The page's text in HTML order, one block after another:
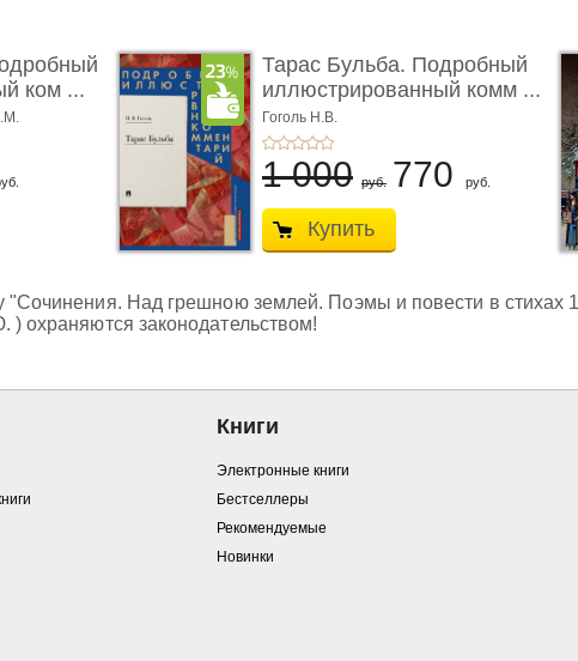
ком ...
Тарас Бульба. Подробный
иллюстрированный комм ...
Гоголь Н.В.
1 000 руб. 770 руб.
Купить
"Сочинения. Над грешною землей. Поэмы и повести в стихах
законодательством!
Книги
Электронные книги
Бестселлеры
Рекомендуемые
Новинки